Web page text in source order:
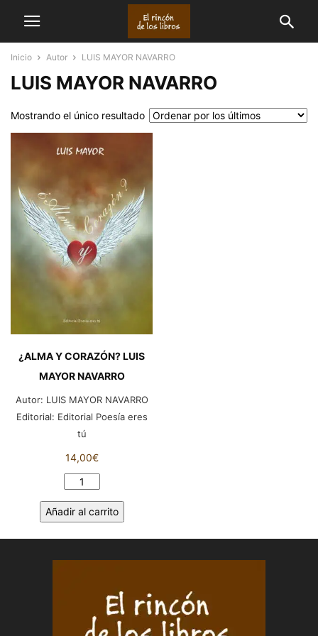
Inicio Autor LUIS MAYOR NAVARRO
LUIS MAYOR NAVARRO
Mostrando el único resultado
¿ALMA Y CORAZÓN? LUIS
MAYOR NAVARRO
Autor: LUIS MAYOR NAVARRO
Editorial: Editorial Poesía eres
tú
14,00€
¿ALMA
CORAZÓN?
Añadir al carrito